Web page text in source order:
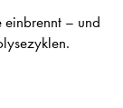
einbrennt – und